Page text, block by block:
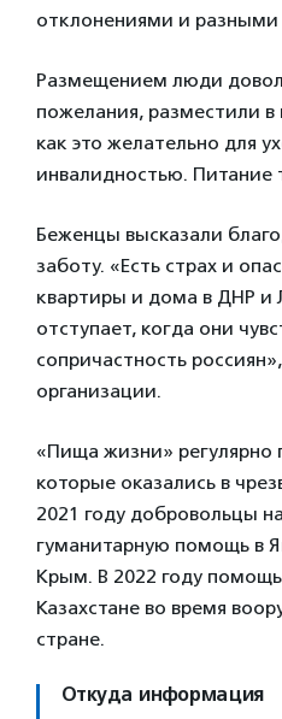
отклонениями и разными
Размещением люди
пожелания, разместили
как это желательно для
инвалидностью. Питание
Беженцы высказали
заботу. «Есть страх и
квартиры и дома в ДНР и
отступает, когда они
сопричастность
организации.
«Пища жизни»
которые оказались в
2021 году добровольцы
гуманитарную помощь в
Крым. В 2022 году
Казахстане во время
стране.
Откуда информация